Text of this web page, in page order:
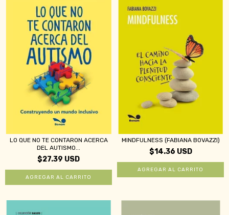
LO QUE NO TE CONTARON ACERCA
DEL AUTISMO...
$27.39 USD
MINDFULNESS (FABIANA BOVAZZI)
$14.36 USD